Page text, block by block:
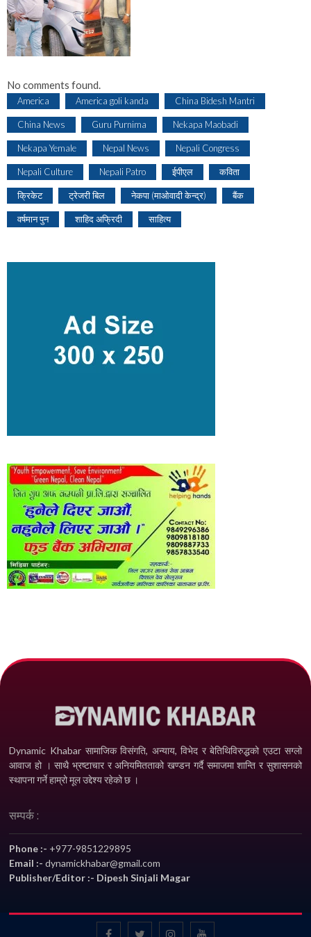
No comments found.
America America goli kanda China Bidesh Mantri
China News Guru Purnima Nekapa Maobadi
Nekapa Yemale Nepal News Nepali Congress
Nepali Culture Nepali Patro ईपीएल कविता
क्रिकेट ट्रेजरी बिल नेकपा (माओवादी केन्द्र) बैंक
वर्षमान पुन शाहिद अफ्रिदी साहित्य
Dynamic Khabar सामाजिक विसंगति, अन्याय, विभेद­ र बेतिथिविरुद्धको एउटा सग्लो
आवाज हो । साथै भ्रष्टाचार र अनियमितताको खण्डन गर्दै समाजमा शान्ति र सुशासनको
स्थापना गर्ने हाम्रो मूल उद्देश्य रहेको छ ।
सम्पर्क :
Phone :- +977-9851229895
Email :-dynamickhabar@gmail.com
Publisher/Editor :- Dipesh Sinjali Magar